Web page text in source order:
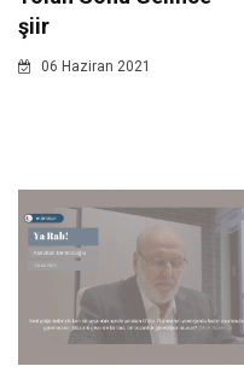
şiir
06 Haziran 2021